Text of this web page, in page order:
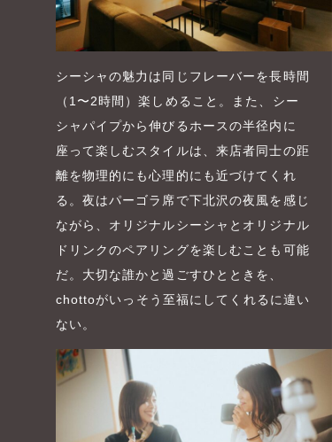
シーシャの魅力は同じフレーバーを長時間
（1〜2時間）楽しめること。また、シー
シャパイプから伸びるホースの半径内に
座って楽しむスタイルは、来店者同士の距
離を物理的にも心理的にも近づけてくれ
る。夜はパーゴラ席で下北沢の夜風を感じ
ながら、オリジナルシーシャとオリジナル
ドリンクのペアリングを楽しむことも可能
だ。大切な誰かと過ごすひとときを、
chottoがいっそう至福にしてくれるに違い
ない。